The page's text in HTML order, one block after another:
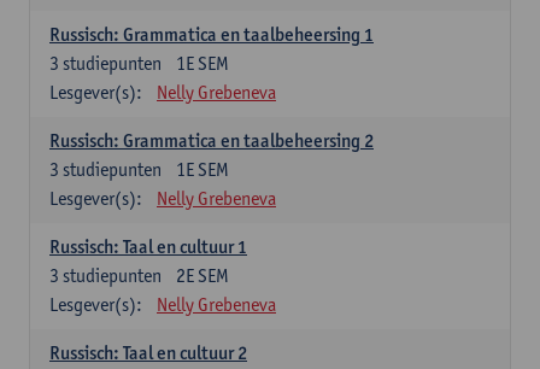
Russisch: Grammatica en taalbeheersing 1
1E SEM
3 studiepunten
Lesgever(s):
Nelly Grebeneva
Russisch: Grammatica en taalbeheersing 2
1E SEM
3 studiepunten
Lesgever(s):
Nelly Grebeneva
Russisch: Taal en cultuur 1
2E SEM
3 studiepunten
Lesgever(s):
Nelly Grebeneva
Russisch: Taal en cultuur 2